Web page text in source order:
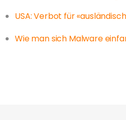
USA: Verbot für
Wie man sich Malware